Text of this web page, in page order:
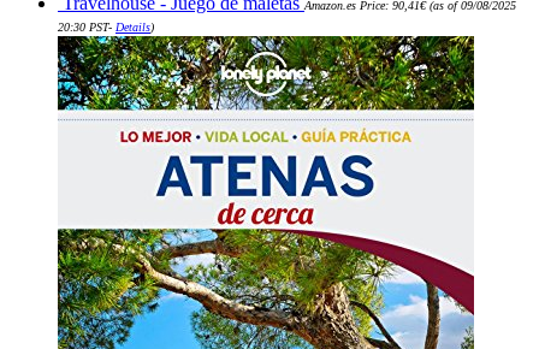
29,95€.
es:
28,45€.
Amazon.es Price: 90,41€(as of 09/08/2025
20:30 PST- Details)